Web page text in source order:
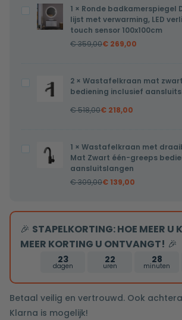
Ronde
badkamerspiegel
met
verwarming,
touch
1 × Ronde badkamerspiegel
lijst met verwarming, LED
touch sensor 100x100cm
€359,00€ 269,00
Wastafelkraan
bediening
aansluitslangen
2 × Wastafelkraan mat
bediening inclusief
€518,00€ 218,00
Wastafelkraan
met
draaibare
Mat
Zwart
één-
greeps
bediening
inclusief
aansluitslangen
1 × Wastafelkraan met
Mat Zwart één-greeps
aansluitslangen
€309,00€ 139,00
🎉 STAPELKORTING: HOE MEER U
MEER KORTING U ONTVANGT! 🎉
23
dagen
22
uren
28
minuten
Betaal veilig en vertrouwd. Ook
Klarna is mogelijk!